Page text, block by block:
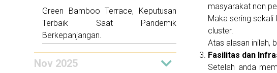
Green Bamboo Terrace, Keputusan
Terbaik Saat Pandemik
Berkepanjangan.
Nov 2025
masyarakat non
Maka sering
cluster.
Atas alasan inilah,
Fasilitas dan
Setelah anda